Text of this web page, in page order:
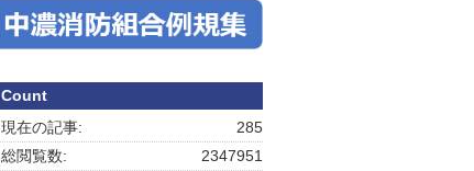
Count
285
現在の記事:
2347951
総閲覧数: